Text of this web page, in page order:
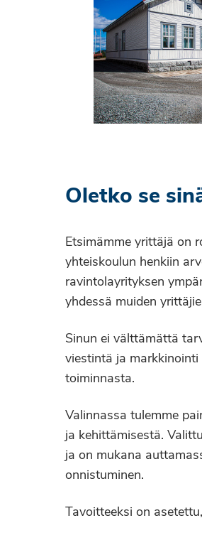
Oletko se
Etsimämme yrittäjä on
yhteiskoulun henkiin
ravintolayrityksen
yhdessä muiden
Sinun ei välttämättä
viestintä ja
toiminnasta.
Valinnassa tulemme
ja kehittämisestä.
ja on mukana
onnistuminen.
Tavoitteeksi on